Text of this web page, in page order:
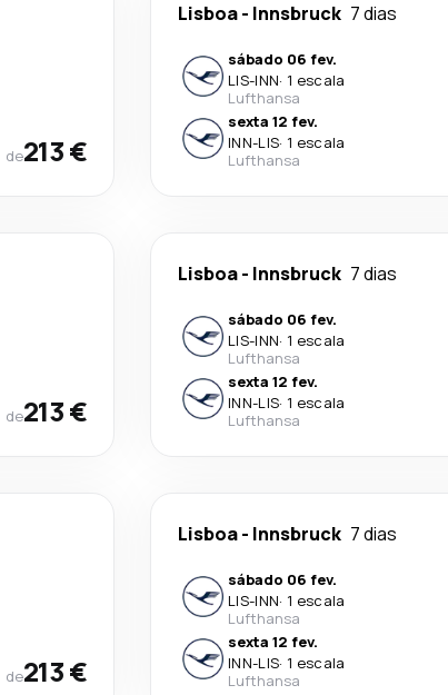
de213 €
Lisboa- Innsbruck 7 dias
sábado 06 fev.
LIS-INN· 1 escala
Lufthansa
sexta 12 fev.
INN-LIS· 1 escala
Lufthansa
de213 €
Lisboa- Innsbruck 7 dias
sábado 06 fev.
LIS-INN· 1 escala
Lufthansa
sexta 12 fev.
INN-LIS· 1 escala
Lufthansa
de213 €
Lisboa- Innsbruck 7 dias
sábado 06 fev.
LIS-INN· 1 escala
Lufthansa
sexta 12 fev.
INN-LIS· 1 escala
Lufthansa